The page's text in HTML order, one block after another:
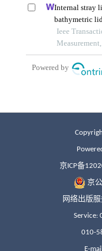
京ICP备
京
网络出版
Service:
010-
E-